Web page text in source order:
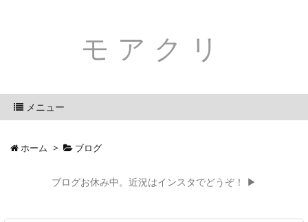
モアクリ
メニュー
ホーム > ブログ
ブログお休み中。近況はインスタでどうぞ！ ▶